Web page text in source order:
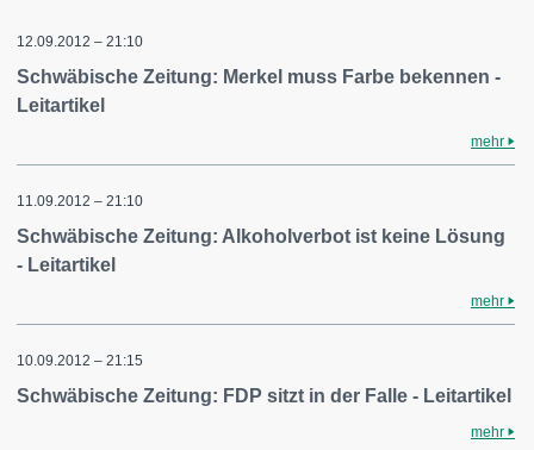
12.09.2012 – 21:10
Schwäbische Zeitung: Merkel muss Farbe bekennen -
Leitartikel
mehr
11.09.2012 – 21:10
Schwäbische Zeitung: Alkoholverbot ist keine Lösung
- Leitartikel
mehr
10.09.2012 – 21:15
Schwäbische Zeitung: FDP sitzt in der Falle - Leitartikel
mehr